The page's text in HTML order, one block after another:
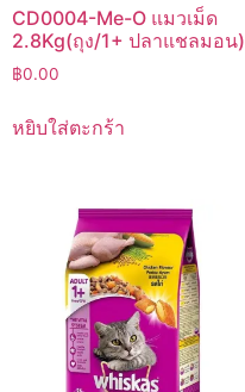
CD0004-Me-O แมวเม็ด
2.8Kg(ถุง/1+ ปลาแชลมอน)
฿0.00
หยิบใส่ตะกร้า